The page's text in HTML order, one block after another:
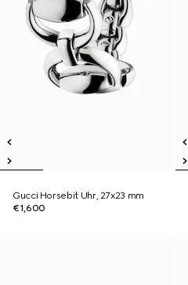
Gucci Horsebit Uhr, 27x23 mm
€1,600